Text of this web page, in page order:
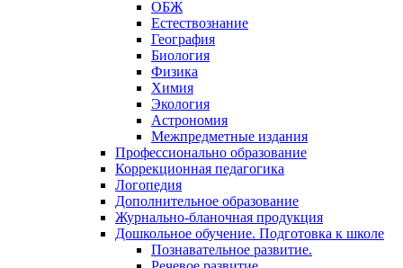
ОБЖ
Естествознание
География
Биология
Физика
Химия
Экология
Астрономия
Межпредметные издания
Профессионально образование
Коррекционная педагогика
Логопедия
Дополнительное образование
Журнально-бланочная продукция
Дошкольное обучение. Подготовка к школе
Познавательное развитие.